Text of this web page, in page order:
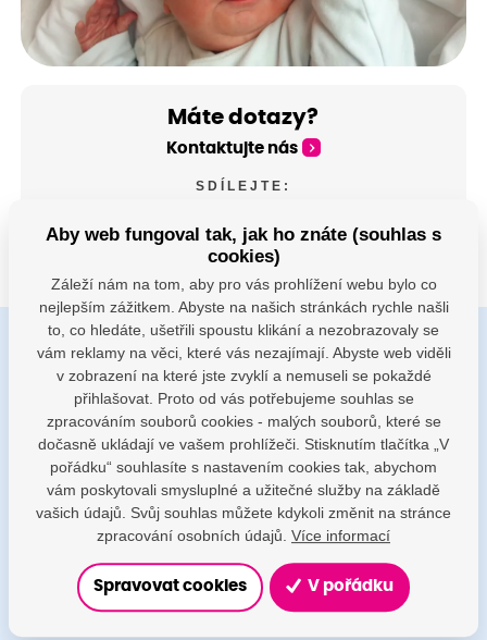
Máte dotazy?
Kontaktujte nás
SDÍLEJTE:
Buďte s námi v kontaktu
Jsme k dispozici pokud potřebujete pomoci
porodnice@nemocnicenachod.cz
+420 491 601 745
Aby web fungoval tak, jak ho znáte (souhlas s
cookies)
Záleží nám na tom, aby pro vás prohlížení webu bylo co
nejlepším zážitkem. Abyste na našich stránkách rychle našli
to, co hledáte, ušetřili spoustu klikání a nezobrazovaly se
vám reklamy na věci, které vás nezajímají. Abyste web viděli
v zobrazení na které jste zvyklí a nemuseli se pokaždé
přihlašovat. Proto od vás potřebujeme souhlas se
zpracováním souborů cookies - malých souborů, které se
dočasně ukládají ve vašem prohlížeči. Stisknutím tlačítka „V
pořádku“ souhlasíte s nastavením cookies tak, abychom
vám poskytovali smysluplné a užitečné služby na základě
vašich údajů. Svůj souhlas můžete kdykoli změnit na stránce
zpracování osobních údajů. Více informací
Spravovat cookies V pořádku